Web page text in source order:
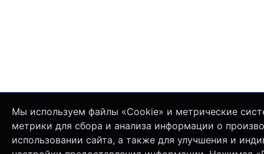
Мы используем файлы «Cookie» и метрические
метрики для сбора и анализа информации о
использовании сайта, а также для улучшения и